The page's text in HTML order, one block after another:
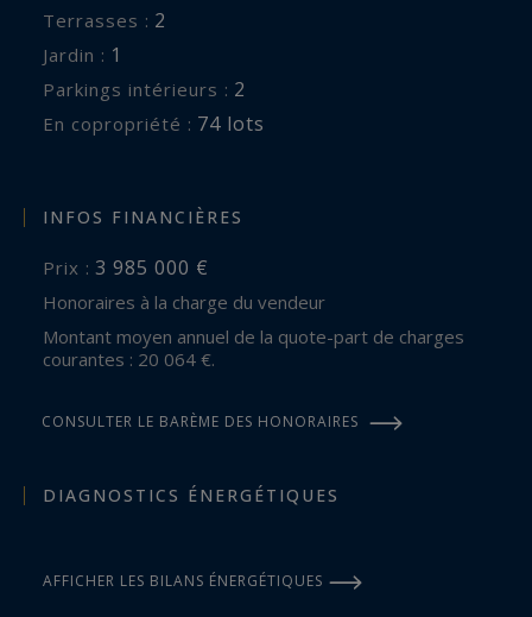
terrasses : 2
jardin : 1
parkings intérieurs : 2
En copropriété : 74 lots
INFOS FINANCIÈRES
Prix : 3 985 000 €
Honoraires à la charge du vendeur
Montant moyen annuel de la quote-part de charges
courantes : 20 064 €.
CONSULTER LE BARÈME DES HONORAIRES
DIAGNOSTICS ÉNERGÉTIQUES
AFFICHER LES BILANS ÉNERGÉTIQUES